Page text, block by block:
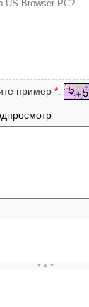
US Browser PC?
пример *:
▼▲▼